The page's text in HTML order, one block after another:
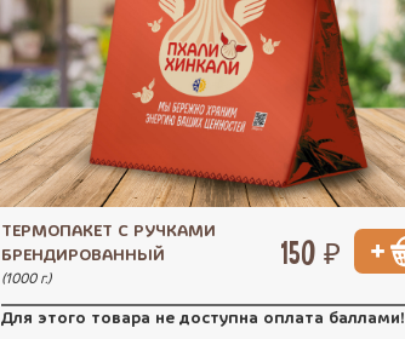
ТЕРМОПАКЕТ С РУЧКАМИ
БРЕНДИРОВАННЫЙ
(1000 г.)
150 ₽
Для этого товара не доступна оплата баллами!